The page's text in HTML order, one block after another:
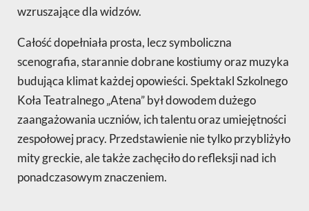
wzruszające dla widzów.
Całość dopełniała prosta, lecz symboliczna
scenografia, starannie dobrane kostiumy oraz muzyka
budująca klimat każdej opowieści. Spektakl Szkolnego
Koła Teatralnego „Atena” był dowodem dużego
zaangażowania uczniów, ich talentu oraz umiejętności
zespołowej pracy. Przedstawienie nie tylko przybliżyło
mity greckie, ale także zachęciło do refleksji nad ich
ponadczasowym znaczeniem.